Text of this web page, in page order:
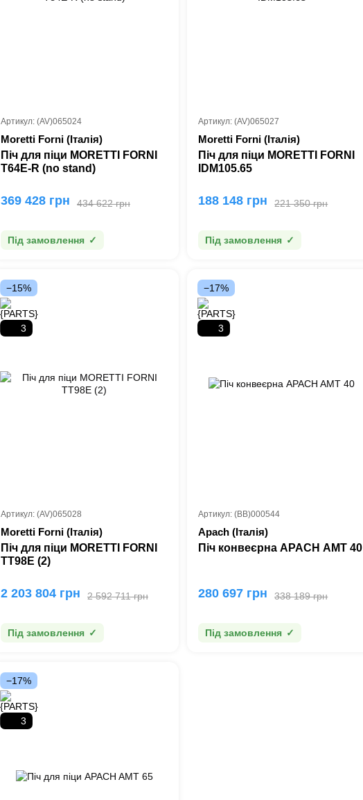
Артикул: (AV)065024
Moretti Forni (Італія)
Піч для піци MORETTI FORNI
T64E-R (no stand)
434 622 грн
369 428 грн
Під замовлення
Артикул: (AV)065027
Moretti Forni (Італія)
Піч для піци MORETTI FORNI
IDM105.65
221 350 грн
188 148 грн
Під замовлення
−15%
3
Артикул: (AV)065028
Moretti Forni (Італія)
Піч для піци MORETTI FORNI
TT98E (2)
2 592 711 грн
2 203 804 грн
Під замовлення
−17%
3
Артикул: (BB)000544
Apach (Італія)
Піч конвеєрна APACH AMT 40
338 189 грн
280 697 грн
Під замовлення
−17%
3